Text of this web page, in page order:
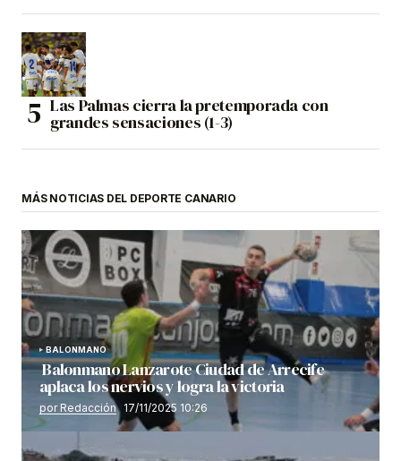
Las Palmas cierra la pretemporada con
grandes sensaciones (1-3)
MÁS NOTICIAS DEL DEPORTE CANARIO
BALONMANO
Balonmano Lanzarote Ciudad de Arrecife
aplaca los nervios y logra la victoria
por Redacción 17/11/2025 10:26